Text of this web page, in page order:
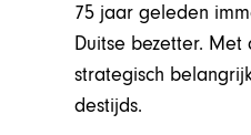
75 jaar geleden
Duitse bezetter.
strategisch
destijds.